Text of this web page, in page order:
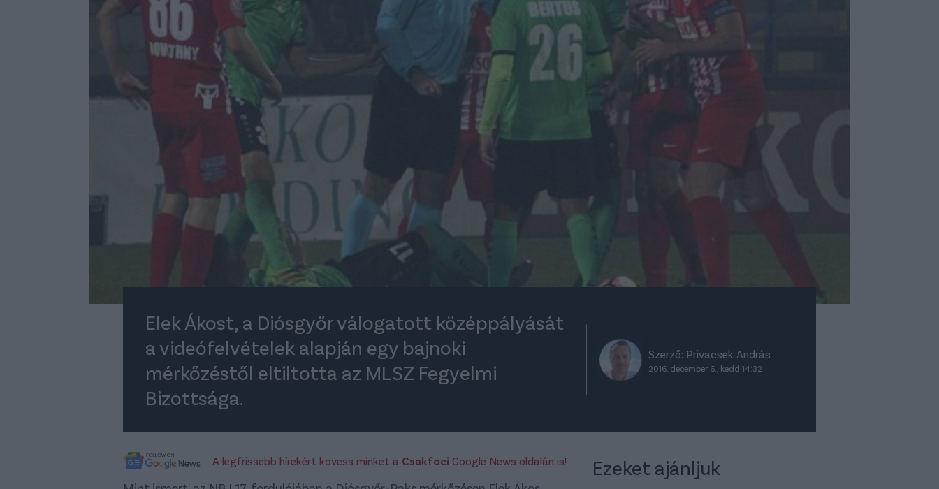
Elek Ákost, a Diósgyőr válogatott középpályását
a videófelvételek alapján egy bajnoki
mérkőzéstől eltiltotta az MLSZ Fegyelmi
Bizottsága.
Szerző: Privacsek András
2016. december 6., kedd 14:32
A legfrissebb hírekért kövess minket a Csakfoci Google News oldalán is! Ezeket ajánljuk